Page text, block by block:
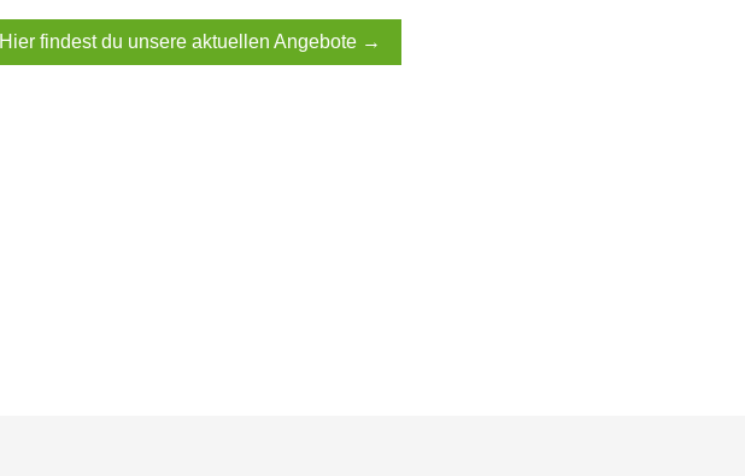
Hier findest du unsere aktuellen Angebote →